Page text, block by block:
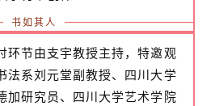
书如其人
环节由支宇教授主持，特邀观
法系刘元堂副教授、四川大学
加研究员、四川大学艺术学院